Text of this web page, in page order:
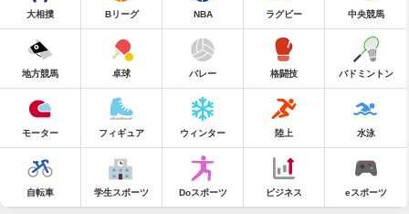
大相撲 Bリーグ NBA ラグビー 中央競馬
地方競馬 卓球 バレー 格闘技 バドミントン
モーター フィギュア ウィンター 陸上 水泳
自転車 学生スポーツ Doスポーツ ビジネス eスポーツ